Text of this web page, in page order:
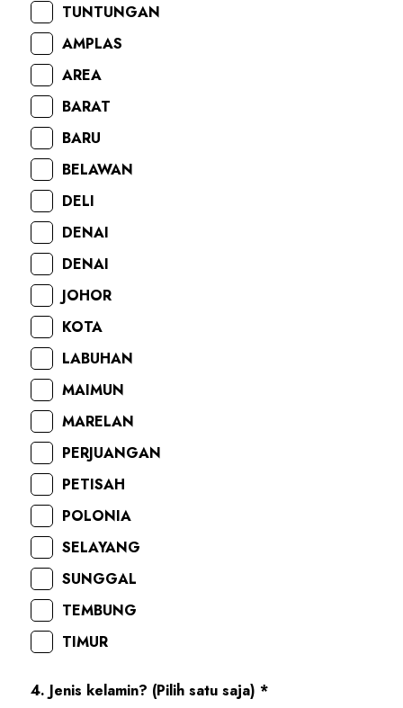
TUNTUNGAN
AMPLAS
AREA
BARAT
BARU
BELAWAN
DELI
DENAI
DENAI
JOHOR
KOTA
LABUHAN
MAIMUN
MARELAN
PERJUANGAN
PETISAH
POLONIA
SELAYANG
SUNGGAL
TEMBUNG
TIMUR
4. Jenis kelamin? (Pilih satu saja) *